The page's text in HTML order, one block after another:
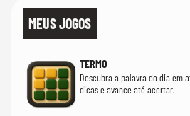
MEUS JOGOS
TERMO
Descubra a palavra do dia em
dicas e avance até acertar.